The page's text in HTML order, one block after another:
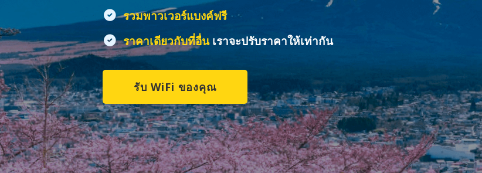
รวมพาวเวอร์แบงค์ฟรี
ราคาเดียวกับที่อื่นเราจะปรับราคาให้เท่ากัน
รับ WiFi ของคุณ